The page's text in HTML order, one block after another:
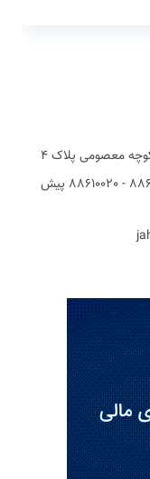
معصومی پلاک 4
تلفن تماس: 88610021- 88610023 - 88610019 - 88610020 پیش